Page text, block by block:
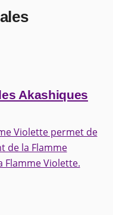
Akashiques
Violette permet de
de la Flamme
Violette.